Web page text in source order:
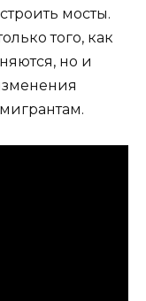
мосты.
того, как
но и